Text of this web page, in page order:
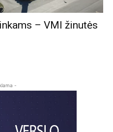
– VMI žinutės
-